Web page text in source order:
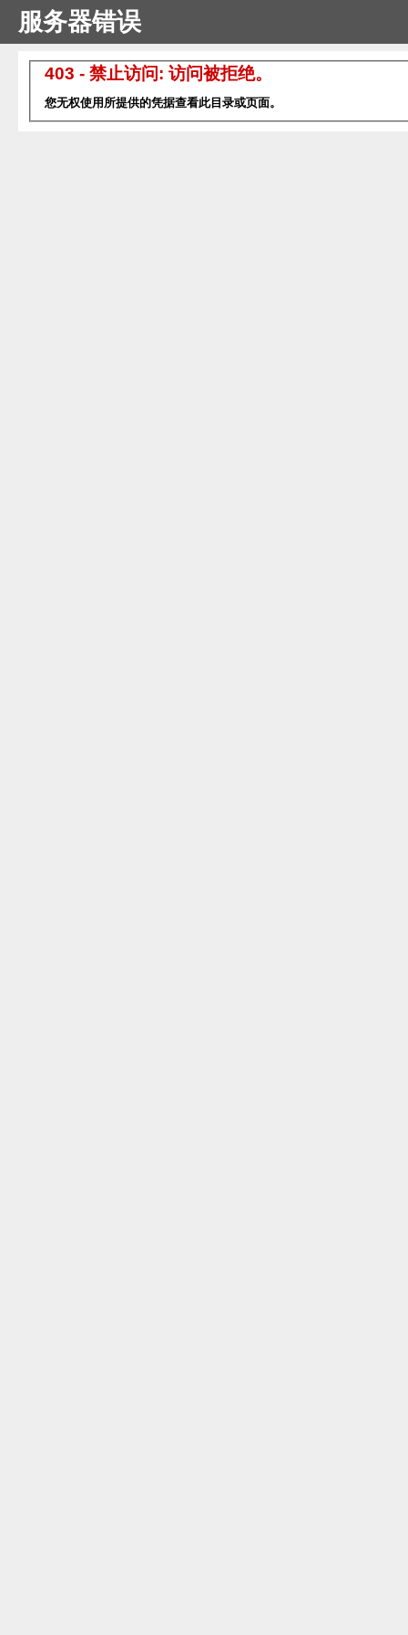
服务器错误
403 - 禁止访问: 访问被拒绝。
您无权使用所提供的凭据查看此目录或页面。